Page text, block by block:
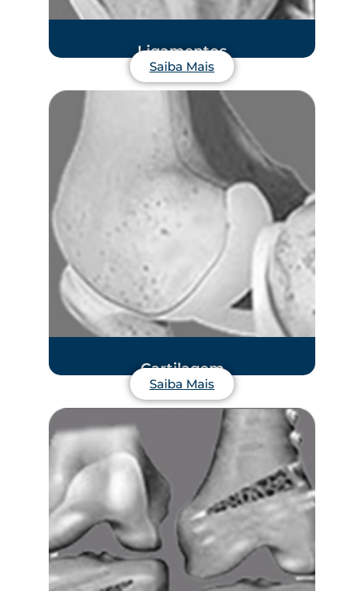
Ligamentos
Saiba Mais
Cartilagem
Saiba Mais